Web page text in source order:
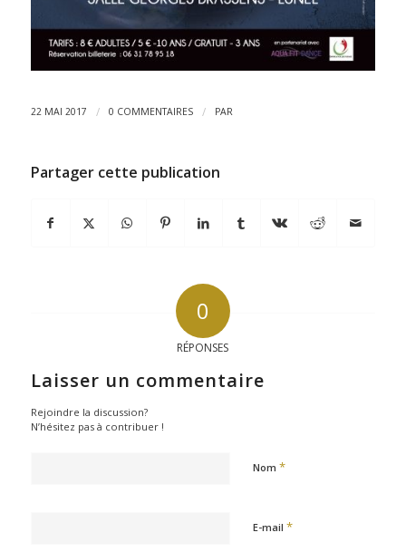
22 MAI 2017 / 0 COMMENTAIRES / PAR
Partager cette publication
0
RÉPONSES
Laisser un commentaire
Rejoindre la discussion?
N’hésitez pas à contribuer !
Nom *
E-mail *